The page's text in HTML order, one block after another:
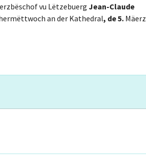
vu LëtzebuergJean-Claude
an der Kathedral, de 5. Mäerz